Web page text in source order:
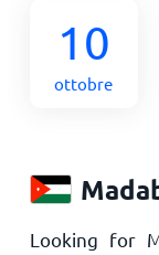
10
ottobre
Looking for